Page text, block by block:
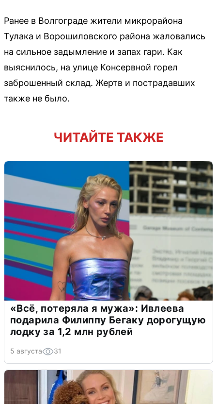
Ранее в Волгограде жители микрорайона
Тулака и Ворошиловского района жаловались
на сильное задымление и запах гари. Как
выяснилось, на улице Консервной горел
заброшенный склад. Жертв и пострадавших
также не было.
ЧИТАЙТЕ ТАКЖЕ
«Всё, потеряла я мужа»: Ивлеева
подарила Филиппу Бегаку дорогущую
лодку за 1,2 млн рублей
5 августа 31